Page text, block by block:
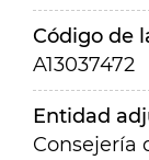
Código de
A13037472
Entidad
Consejería